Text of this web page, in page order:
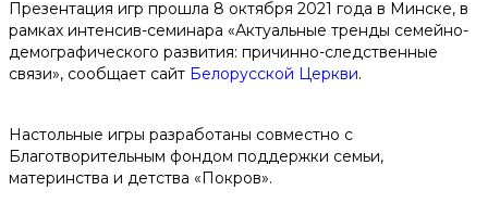
Материалы
Помочь деньгами
Презентация игр прошла 8 октября 2021 года в Минске, в
рамках интенсив-семинара «Актуальные тренды семейно-
демографического развития: причинно-следственные
связи», сообщает сайт Белорусской Церкви.
Настольные игры разработаны совместно с
Благотворительным фондом поддержки семьи,
материнства и детства «Покров».